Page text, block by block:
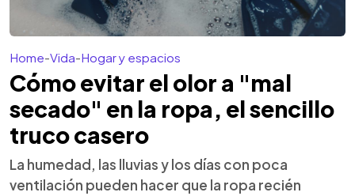
Home-Vida-Hogar y espacios
Cómo evitar el olor a "mal
secado" en la ropa, el sencillo
truco casero
La humedad, las lluvias y los días con poca
ventilación pueden hacer que la ropa recién